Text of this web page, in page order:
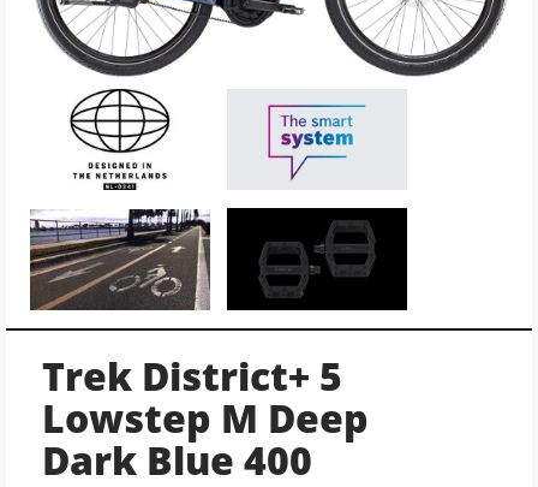
Trek District+ 5
Lowstep M Deep
Dark Blue 400